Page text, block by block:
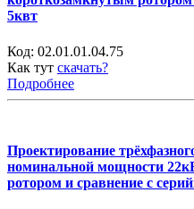
5квт
Код: 02.01.01.04.75
Как тут скачать?
Подробнее
Проектирование
номинальной мощности
ротором и сравнение с